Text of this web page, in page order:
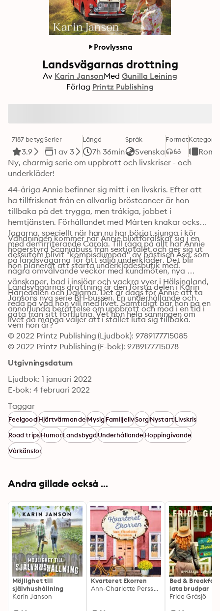
Provlyssna
Landsvägarnas drottning
Av Karin JansonMed Gunilla Leining
Förlag Printz Publishing
7187 betyg
3.9
Serier
1 av 3
Längd
7h 36min
Språk
Svenska
FormatKategori
Ny, charmig serie om uppbrott och livskriser - och
underkläder!
44-åriga Annie befinner sig mitt i en livskris. Efter att
ha tillfrisknat från en allvarlig bröstcancer är hon
tillbaka på det trygga, men tråkiga, jobbet i
hemtjänsten. Förhållandet med Mårten knakar också i
fogarna, speciellt när han nu har börjat sjunga i kör
med den irriterande Carola. Till råga på allt har Annie
dessutom blivit "kompisdumpad" av bästisen Åsa, som
hon planerat att starta underklädesbutik med.
Vändningen kommer när Annie blixtförälskar sig i en
högerstyrd Scaniabuss från sextiotalet och ger sig ut
på landsvägarna för att sälja underkläder. Det blir
några omvälvande veckor med kundmöten, nya
vänskaper, bad i insjöar och vackra vyer i Hälsingland,
Härjedalen och Dalarna. Det är dags för Annie att ta
reda på vad hon vill med livet. Samtidigt bär hon på en
gåta från sitt förflutna. Vet hon hela sanningen om
vem hon är?
Landsvägarnas drottning är den första delen i Karin
Jansons nya serie BH-bussen. En underhållande och
annorlunda berättelse om uppbrott och mod i en tid i
livet då många väljer att i stället luta sig tillbaka.
© 2022 Printz Publishing (Ljudbok): 9789177715085
© 2022 Printz Publishing (E-bok): 9789177715078
Utgivningsdatum
Ljudbok: 1 januari 2022
E-bok: 4 februari 2022
Taggar
FeelgoodHjärtvärmandeMysigFamiljelivSorgNystartLivskris
Road tripsHumorLandsbygdUnderhållandeHoppingivande
Vårkänslor
Andra gillade också ...
Möjlighet till
självhushållning
Karin Janson
Kvarteret Ekorren
Ann-Charlotte Persson
Bed &
lata brudpar
Frida Gråsjö